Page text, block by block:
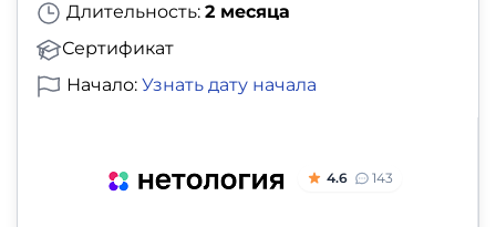
Длительность: 2 месяца
Сертификат
Начало: Узнать дату начала
4.6 143
Тесты
на